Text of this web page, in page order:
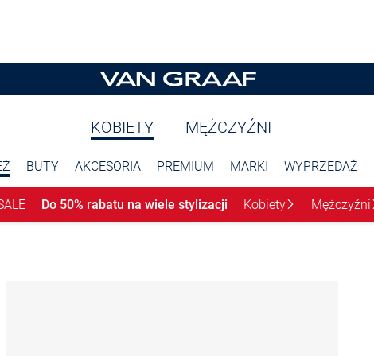
KOBIETY MĘŻCZYŹNI
BUTY AKCESORIA PREMIUM MARKI WYPRZEDAŻ
Do 50% rabatu na wiele stylizacji Kobiety Mężczyźni